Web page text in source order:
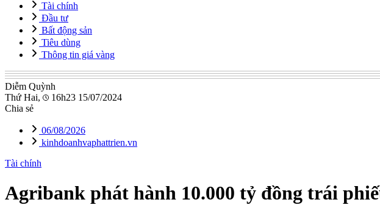
Tài chính
Đầu tư
Bất động sản
Tiêu dùng
Thông tin giá vàng
Diễm Quỳnh
Thứ Hai,
16h23 15/07/2024
Chia sẻ
06/08/2026
kinhdoanhvaphattrien.vn
Tài chính
Agribank phát hành 10.000 tỷ đồng trái